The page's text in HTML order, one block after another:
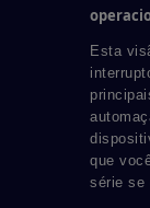
Esta
que
série se